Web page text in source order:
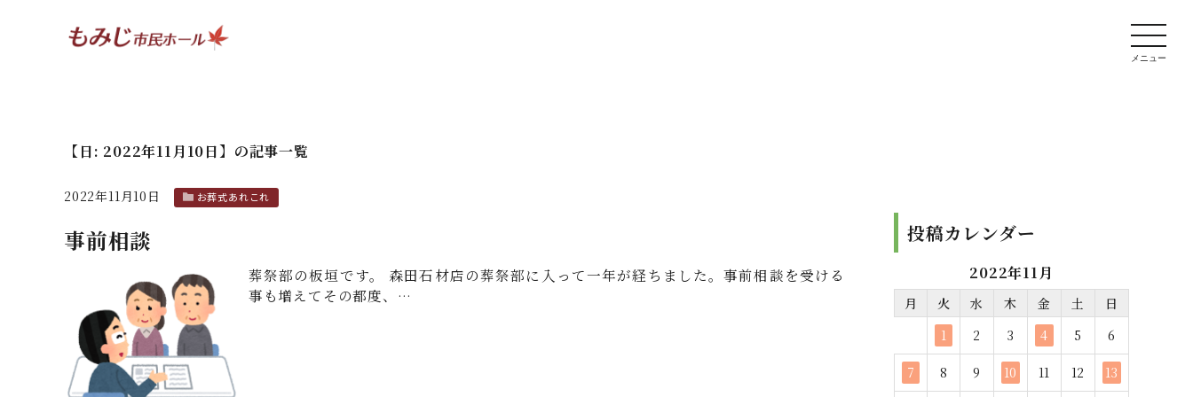
【日: 2022年11月10日】 の記事一覧
2022年11月10日 お葬式あれこれ
事前相談
葬祭部の板垣です。 森田石材店の葬祭部に入って一年が経ちました。事前相談を受ける
事も増えてその都度、…
投稿カレンダー
2022年11月
月 火 水 木 金 土
日
1
2 3 4 5 6
7 8 9 10 11 12 13